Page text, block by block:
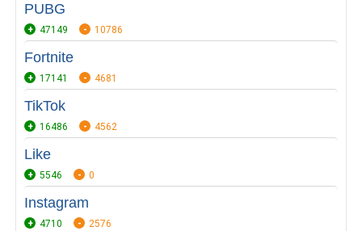
PUBG
47149 10786
Fortnite
17141 4681
TikTok
16486 4562
Like
5546 0
Instagram
4710 2576